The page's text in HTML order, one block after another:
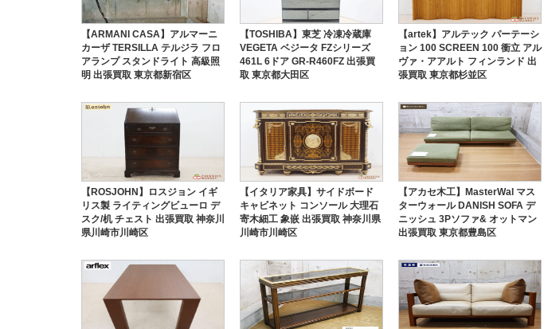
【ARMANI CASA】アルマーニ
カーザ TERSILLA テルジラ フロ
アランプ スタンドライト 高級照
明 出張買取 東京都新宿区
【TOSHIBA】東芝 冷凍冷蔵庫
VEGETA ベジータ FZシリーズ
461L 6ドア GR-R460FZ 出張買
取 東京都大田区
【artek】アルテック パーテーシ
ョン 100 SCREEN 100 衝立 アル
ヴァ・アアルト フィンランド 出
張買取 東京都杉並区
【ROSJOHN】ロスジョン イギ
リス製 ライティングビューロ デ
スク/机 チェスト 出張買取 神奈川
県川崎市川崎区
【イタリア家具】サイドボード
キャビネット コンソール 大理石
寄木細工 象嵌 出張買取 神奈川県
川崎市川崎区
【アカセ木工】MasterWal マス
ターウォール DANISH SOFA デ
ニッシュ 3Pソファ& オットマン
出張買取 東京都豊島区